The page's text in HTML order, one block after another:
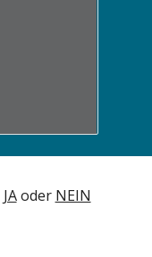
JA oder NEIN